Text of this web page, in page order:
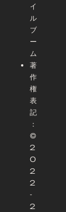
イ
ル
ブ
ー
ム
著
作
権
表
記
：
©
2
0
2
2
-
2